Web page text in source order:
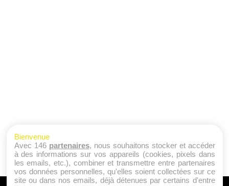
Bienvenue
Avec 146 partenaires, nous souhaitons stocker et accéder
à des informations sur vos appareils (cookies, pixels dans
les emails, etc.), combiner et transmettre entre partenaires
vos données personnelles, qu'elles soient collectées sur ce
site ou dans nos emails, déjà détenues par certains d'entre